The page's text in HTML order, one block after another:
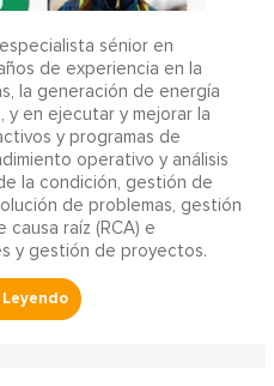
sénior en
de experiencia en la
la generación de energía
y en ejecutar y mejorar la
y programas de
operativo y análisis
la condición, gestión de
de problemas, gestión
causa raíz (RCA) e
y gestión de proyectos.